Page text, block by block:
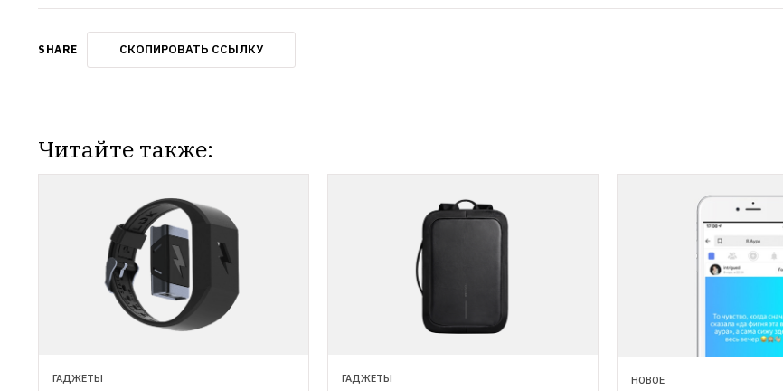
SHARE СКОПИРОВАТЬ ССЫЛКУ
Читайте также:
ГАДЖЕТЫ ГАДЖЕТЫ НОВОЕ